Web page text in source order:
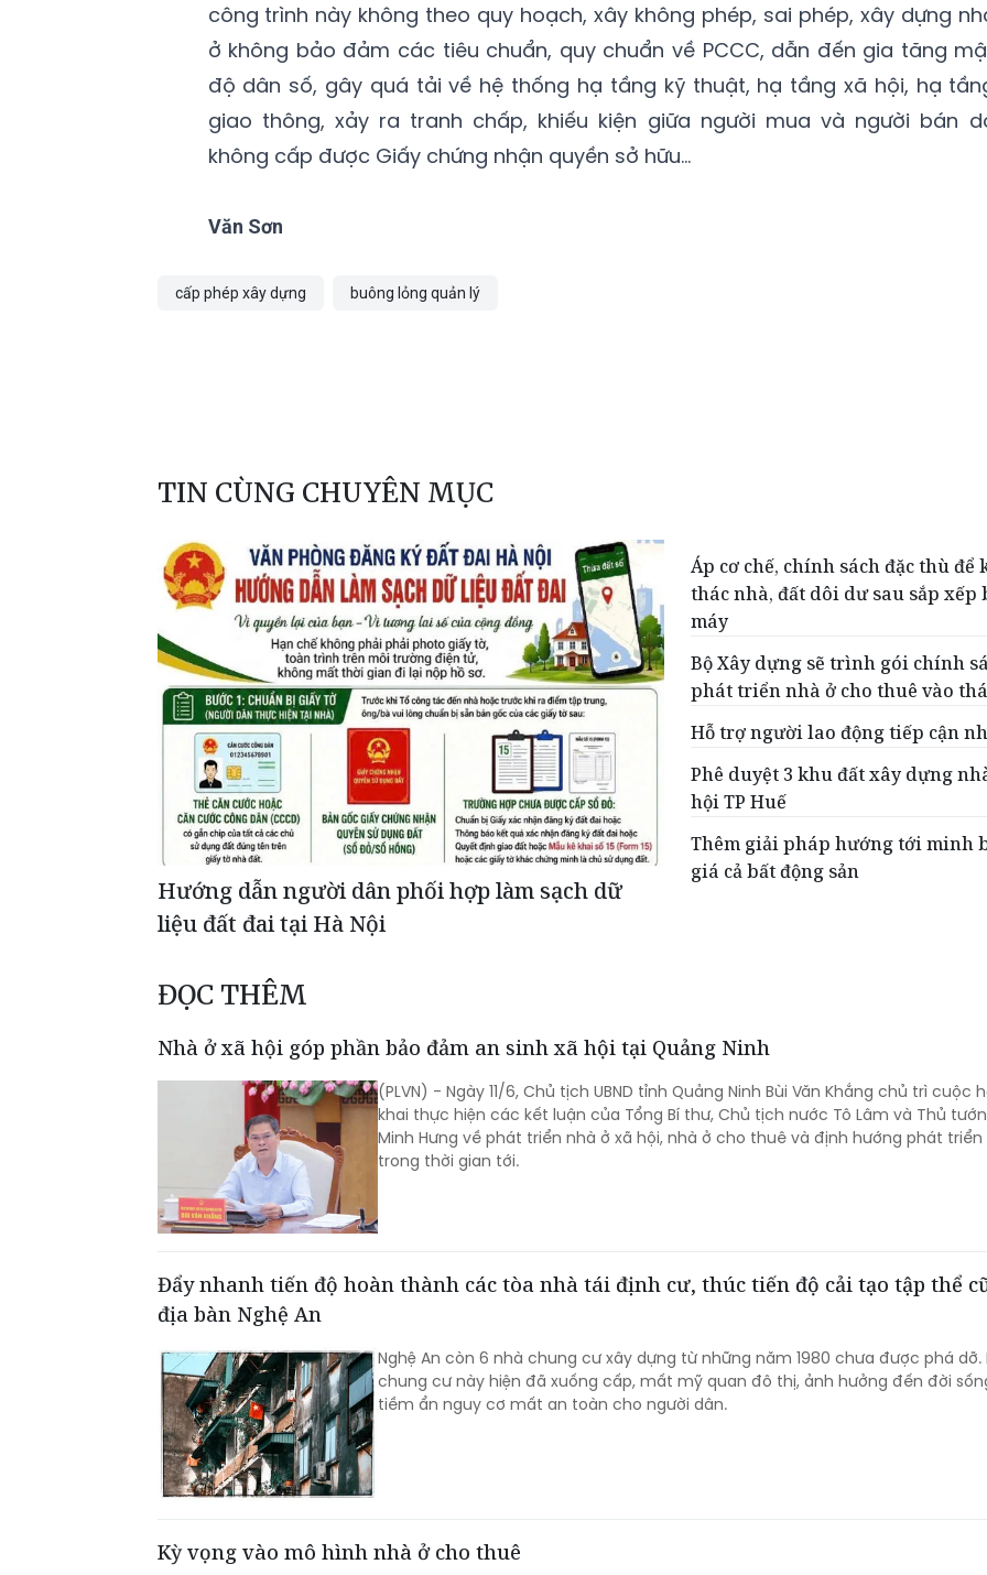
công trình này không theo quy hoạch, xây không phép, sai phép, xây dựng
ở không bảo đảm các tiêu chuẩn, quy chuẩn về PCCC, dẫn đến gia tăng
độ dân số, gây quá tải về hệ thống hạ tầng kỹ thuật, hạ tầng xã hội, hạ
giao thông, xảy ra tranh chấp, khiếu kiện giữa người mua và người bán
không cấp được Giấy chứng nhận quyền sở hữu...
Văn Sơn
cấp phép xây dựng buông lỏng quản lý
TIN CÙNG CHUYÊN MỤC
Hướng dẫn người dân phối hợp làm sạch dữ
liệu đất đai tại Hà Nội
Áp cơ chế, chính sách đặc thù để
thác nhà, đất dôi dư sau sắp xếp
máy
Bộ Xây dựng sẽ trình gói chính
phát triển nhà ở cho thuê vào
Hỗ trợ người lao động tiếp cận
Phê duyệt 3 khu đất xây dựng
hội TP Huế
Thêm giải pháp hướng tới minh
giá cả bất động sản
ĐỌC THÊM
Nhà ở xã hội góp phần bảo đảm an sinh xã hội tại Quảng Ninh
(PLVN) - Ngày 11/6, Chủ tịch UBND tỉnh Quảng Ninh Bùi Văn Khắng chủ trì cuộc
khai thực hiện các kết luận của Tổng Bí thư, Chủ tịch nước Tô Lâm và Thủ
Minh Hưng về phát triển nhà ở xã hội, nhà ở cho thuê và định hướng phát triển
trong thời gian tới.
Đẩy nhanh tiến độ hoàn thành các tòa nhà tái định cư, thúc tiến độ cải tạo tập thể
địa bàn Nghệ An
Nghệ An còn 6 nhà chung cư xây dựng từ những năm 1980 chưa được phá dỡ.
chung cư này hiện đã xuống cấp, mất mỹ quan đô thị, ảnh hưởng đến đời
tiềm ẩn nguy cơ mất an toàn cho người dân.
Kỳ vọng vào mô hình nhà ở cho thuê